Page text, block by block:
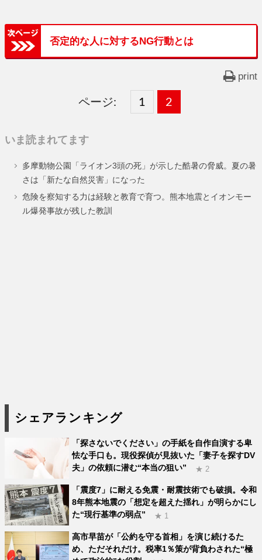
否定的な人に対するNG行動とは
print
ページ:
固
ー
ジ
1 ,
固
ー
ジ
2
いま読まれてます
多摩動物公園「ライオン3頭の死」が示した酷暑の脅威。夏の暑
さは「新たな自然災害」になった
危険を察知する力は経験と教育で育つ。熊本地震とイオンモー
ル爆発事故が残した教訓
シェアランキング
「探さないでください」の手紙を自作自演する卑
怯な手口も。現役探偵が見抜いた「妻子を探すDV
夫」の依頼に潜む“本当の狙い”
★ 2
「震度7」に耐える免震・耐震技術でも破損。令和
8年熊本地震の「想定を超えた揺れ」が明らかにし
た“現行基準の弱点”
★ 1
高市早苗が「公約を守る首相」を演じ続けるた
め、ただそれだけ。税率1％策が背負わされた“極